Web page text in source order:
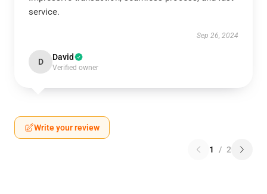
service.
Sep 26, 2024
D David
Verified owner
Write your review
1 / 2